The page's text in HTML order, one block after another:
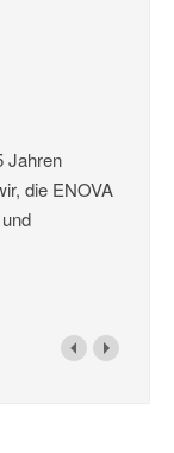
Jahren
die ENOVA